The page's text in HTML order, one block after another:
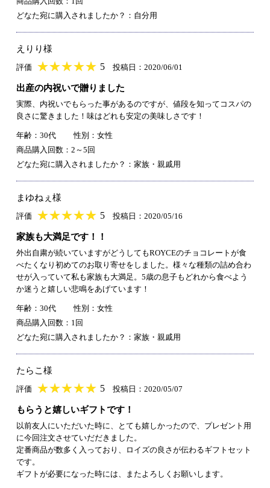
どなた宛に購入されましたか？：自分用
えりり様
評価 ★★★★★
★★★★★ 5 投稿日：2020/06/01
出産の内祝いで贈りました
実際、内祝いでもらった事があるのですが、値段を知ってコスパの
良さに驚きました！味はどれも安定の美味しさです！
年齢：30代
性別：女性
商品購入回数：2～5回
どなた宛に購入されましたか？：家族・親戚用
まゆねぇ様
評価 ★★★★★
★★★★★ 5 投稿日：2020/05/16
家族も大満足です！！
外出自粛が続いていますがどうしてもROYCEのチョコレートが食
べたくなり初めてのお取り寄せをしました。様々な種類の詰め合わ
せが入っていて私も家族も大満足。5歳の息子もどれから食べよう
か迷うと嬉しい悲鳴をあげています！
年齢：30代
性別：女性
商品購入回数：1回
どなた宛に購入されましたか？：家族・親戚用
たらこ様
評価 ★★★★★
★★★★★ 5 投稿日：2020/05/07
もらうと嬉しいギフトです！
以前友人にいただいた時に、とても嬉しかったので、プレゼント用
に今回注文させていだだきました。
定番商品が数多く入っており、ロイズの良さが伝わるギフトセット
です。
ギフトが必要になった時には、またよろしくお願いします。